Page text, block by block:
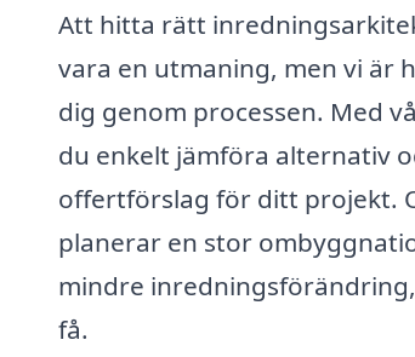
Att hitta rätt
vara en utmaning, men vi är
dig genom processen. Med
du enkelt jämföra alternativ
offertförslag för ditt projekt.
planerar en stor
mindre
få.